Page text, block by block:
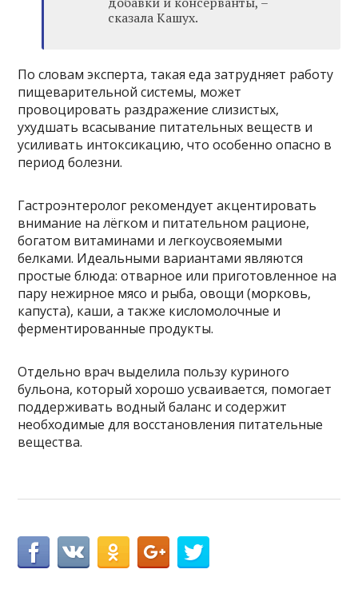
сказала Кашух.
По словам эксперта, такая еда затрудняет работу
пищеварительной системы, может
провоцировать раздражение слизистых,
ухудшать всасывание питательных веществ и
усиливать интоксикацию, что особенно опасно в
период болезни.
Гастроэнтеролог рекомендует акцентировать
внимание на лёгком и питательном рационе,
богатом витаминами и легкоусвояемыми
белками. Идеальными вариантами являются
простые блюда: отварное или приготовленное на
пару нежирное мясо и рыба, овощи (морковь,
капуста), каши, а также кисломолочные и
ферментированные продукты.
Отдельно врач выделила пользу куриного
бульона, который хорошо усваивается, помогает
поддерживать водный баланс и содержит
необходимые для восстановления питательные
вещества.